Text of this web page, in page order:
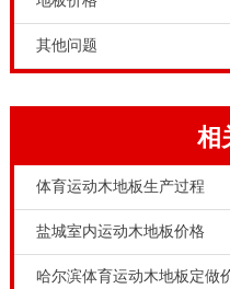
和原材料不同，就决定了
板价格。一些运动木地
其他问题
相
体育运动木地板生产过程
盐城室内运动木地板价格
哈尔滨体育运动木地板定做